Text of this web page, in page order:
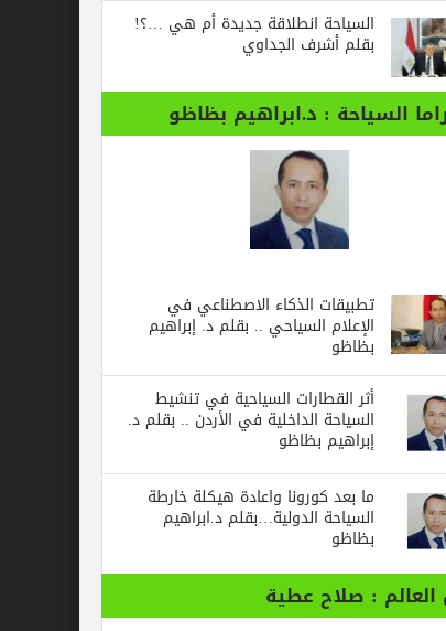
السياحة انطلاقة جديدة أم هي …؟!
بقلم أشرف الجداوي
السياحة : د.ابراهيم بظاظو
تطبيقات الذكاء الاصطناعي في
الإعلام السياحي .. بقلم د. إبراهيم
بظاظو
أثر القطارات السياحية في تنشيط
السياحة الداخلية في الأردن .. بقلم د.
إبراهيم بظاظو
ما بعد كورونا واعادة هيكلة خارطة
السياحة الدولية…بقلم د.ابراهيم
بظاظو
: صلاح عطية